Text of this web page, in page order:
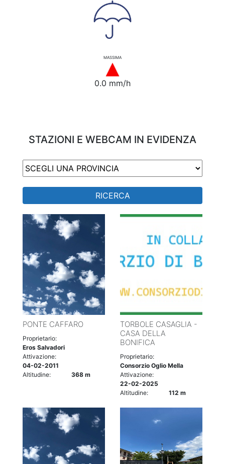
MASSIMA
0.0 mm/h
STAZIONI E WEBCAM IN EVIDENZA
RICERCA
PONTE CAFFARO
Proprietario:
Eros Salvadori
Attivazione:
04-02-2011
Altitudine:
368 m
TORBOLE CASAGLIA -
CASA DELLA
BONIFICA
Proprietario:
Consorzio Oglio Mella
Attivazione:
22-02-2025
Altitudine:
112 m